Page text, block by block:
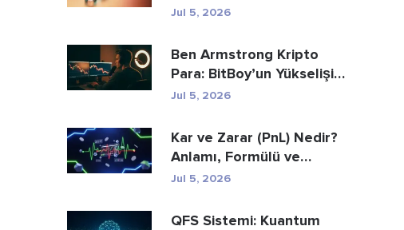
Açıklanıyor
Jul 5, 2026
Ben Armstrong Kripto
Para: BitBoy’un Yükselişi
ve Düşüşü
Jul 5, 2026
Kar ve Zarar (PnL) Nedir?
Anlamı, Formülü ve
Hesaplama Yöntemi
Jul 5, 2026
QFS Sistemi: Kuantum